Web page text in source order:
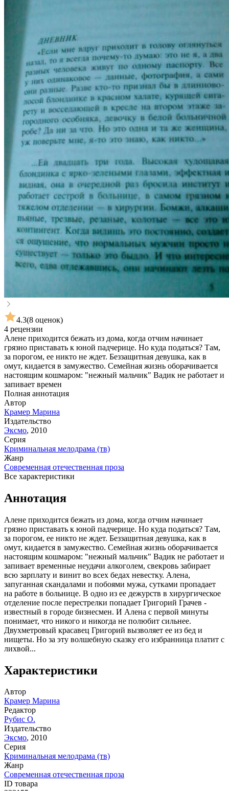
4.3(8 оценок)
4 рецензии
Алене приходится бежать из дома, когда отчим начинает
грязно приставать к юной падчерице. Но куда податься? Там,
за порогом, ее никто не ждет. Беззащитная девушка, как в
омут, кидается в замужество. Семейная жизнь оборачивается
настоящим кошмаром: "нежный мальчик" Вадик не работает и
запивает времен
Полная аннотация
Автор
Крамер Марина
Издательство
Эксмо, 2010
Серия
Криминальная мелодрама (тв)
Жанр
Современная отечественная проза
Все характеристики
Аннотация
Алене приходится бежать из дома, когда отчим начинает
грязно приставать к юной падчерице. Но куда податься? Там,
за порогом, ее никто не ждет. Беззащитная девушка, как в
омут, кидается в замужество. Семейная жизнь оборачивается
настоящим кошмаром: "нежный мальчик" Вадик не работает и
запивает временные неудачи алкоголем, свекровь забирает
всю зарплату и винит во всех бедах невестку. Алена,
запуганная скандалами и побоями мужа, сутками пропадает
на работе в больнице. В одно из ее дежурств в хирургическое
отделение после перестрелки попадает Григорий Грачев -
известный в городе бизнесмен. И Алена с первой минуты
понимает, что никого и никогда не полюбит сильнее.
Двухметровый красавец Григорий вызволяет ее из бед и
нищеты. Но за эту волшебную сказку его избранница платит с
лихвой...
Характеристики
Автор
Крамер Марина
Редактор
Рубис О.
Издательство
Эксмо, 2010
Серия
Криминальная мелодрама (тв)
Жанр
Современная отечественная проза
ID товара